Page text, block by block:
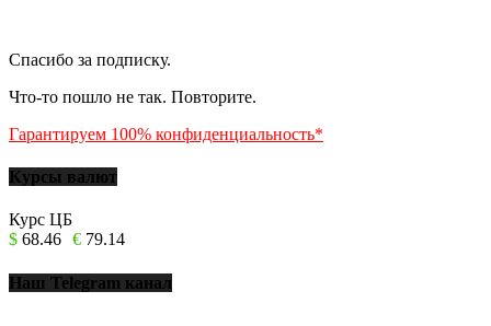
Спасибо за подписку.
Что-то пошло не так. Повторите.
Гарантируем 100% конфиденциальность*
Курсы валют
Курс ЦБ
$ 68.46 € 79.14
Наш Telegram канал